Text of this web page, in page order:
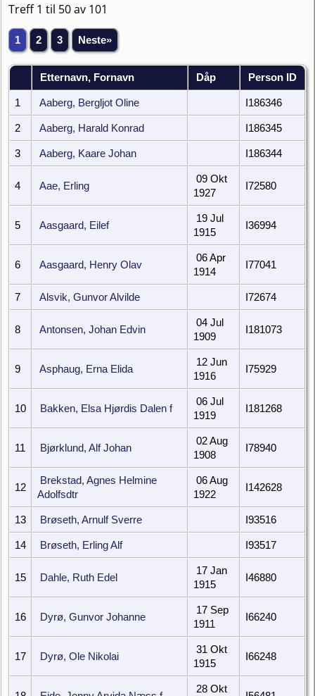
Treff 1 til 50 av 101
1 2 3 Neste»
Etternavn, Fornavn Dåp Person ID
1 Aaberg, Bergljot Oline I186346
2 Aaberg, Harald Konrad I186345
3 Aaberg, Kaare Johan I186344
4 Aae, Erling
09 Okt
1927
I72580
5 Aasgaard, Eilef
19 Jul
1915
I36994
6 Aasgaard, Henry Olav
06 Apr
1914
I77041
7 Alsvik, Gunvor Alvilde I72674
8 Antonsen, Johan Edvin
04 Jul
1909
I181073
9 Asphaug, Erna Elida
12 Jun
1916
I75929
10 Bakken, Elsa Hjørdis Dalen f
06 Jul
1919
I181268
11 Bjørklund, Alf Johan
02 Aug
1908
I78940
12
Brekstad, Agnes Helmine
Adolfsdtr
06 Aug
1922
I142628
13 Brøseth, Arnulf Sverre I93516
14 Brøseth, Erling Alf I93517
15 Dahle, Ruth Edel
17 Jan
1915
I46880
16 Dyrø, Gunvor Johanne
17 Sep
1911
I66240
17 Dyrø, Ole Nikolai
31 Okt
1915
I66248
28 Okt